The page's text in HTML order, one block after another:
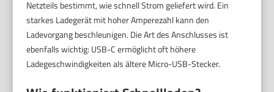
Netzteils bestimmt, wie schnell Strom geliefert wird. Ein
starkes Ladegerät mit hoher Amperezahl kann den
Ladevorgang beschleunigen. Die Art des Anschlusses ist
ebenfalls wichtig: USB-C ermöglicht oft höhere
Ladegeschwindigkeiten als ältere Micro-USB-Stecker.